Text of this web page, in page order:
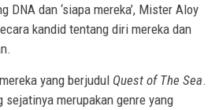
DNA dan ‘siapa mereka’, Mister Aloy
kandid tentang diri mereka dan
yang berjudul Quest of The Sea.
merupakan genre yang